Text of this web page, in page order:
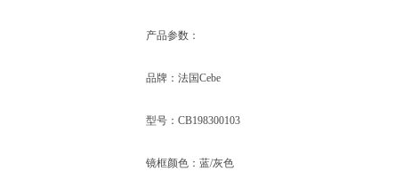
产品参数：
品牌：法国Cebe
型号：CB198300103
镜框颜色：蓝/灰色